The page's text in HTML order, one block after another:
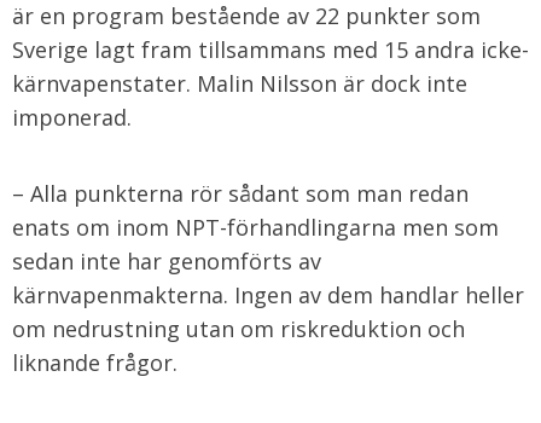
är en program bestående av 22 punkter som
Sverige lagt fram tillsammans med 15 andra icke-
kärnvapenstater. Malin Nilsson är dock inte
imponerad.
– Alla punkterna rör sådant som man redan
enats om inom NPT-förhandlingarna men som
sedan inte har genomförts av
kärnvapenmakterna. Ingen av dem handlar heller
om nedrustning utan om riskreduktion och
liknande frågor.